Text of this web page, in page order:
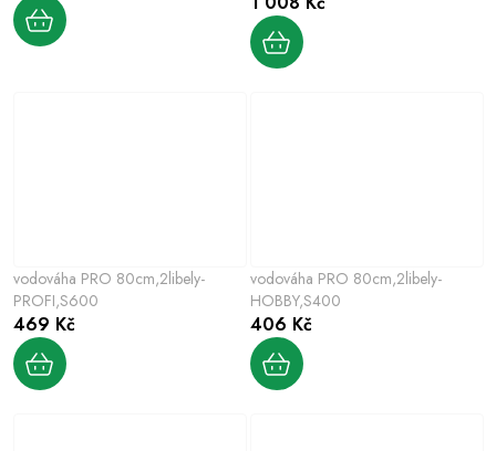
vodováha PRO 80cm,2libely-
PROFI,S600
469 Kč
vodováha PRO 80cm,2libely-
HOBBY,S400
406 Kč